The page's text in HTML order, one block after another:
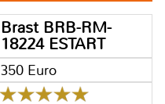
Brast BRB-RM-
18224 ESTART
350 Euro